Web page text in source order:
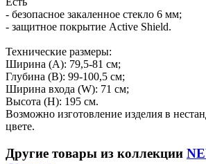
- безопасное закаленное стекло 6 мм;
- защитное покрытие Active Shield.
Технические размеры:
Ширина (A): 79,5-81 см;
Глубина (B): 99-100,5 см;
Ширина входа (W): 71 см;
Высота (H): 195 см.
Возможно изготовление изделия в
цвете.
Другие товары из коллекции